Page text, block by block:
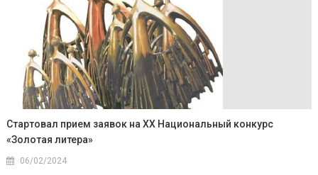
Стартовал прием заявок на XX Национальный конкурс
«Золотая литера»
06/02/2024